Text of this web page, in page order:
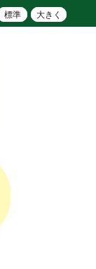
標準 大きく